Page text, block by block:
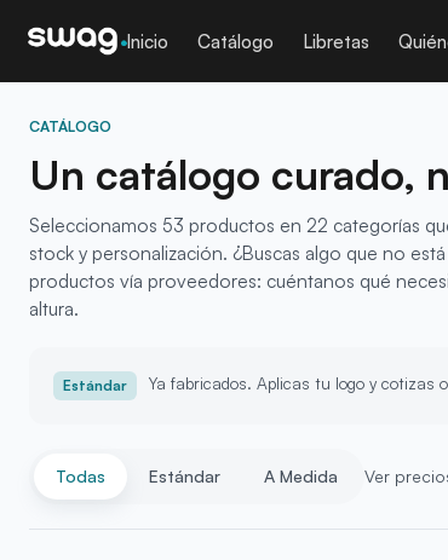
Inicio Catálogo Libretas
CATÁLOGO
Un catálogo curado,
Seleccionamos 53 productos en 22 categorías
stock y personalización. ¿Buscas algo que no
productos vía proveedores: cuéntanos qué
altura.
Estándar Ya fabricados. Aplicas tu logo y cotizas
Todas Estándar A Medida Ver